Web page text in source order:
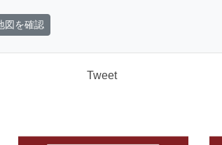
図を確認
Tweet